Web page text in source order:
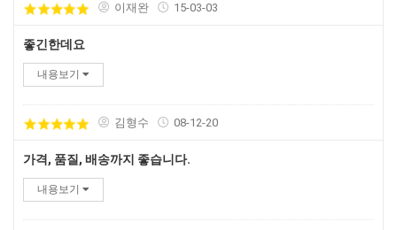
이재완 15-03-03
좋긴한데요
내용보기
김형수 08-12-20
가격, 품질, 배송까지 좋습니다.
내용보기